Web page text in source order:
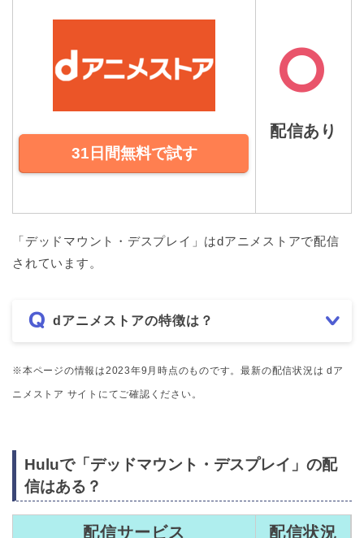
31日間無料で試す
配信あり
「デッドマウント・デスプレイ」はdアニメストアで配信
されています。
dアニメストアの特徴は？
※本ページの情報は2023年9月時点のものです。最新の配信状況は dア
ニメストア サイトにてご確認ください。
Huluで「デッドマウント・デスプレイ」の配
信はある？
配信サービス 配信状況